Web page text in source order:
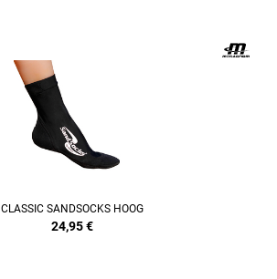
CLASSIC SANDSOCKS HOOG
24,95€